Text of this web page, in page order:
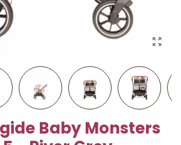
Baby Monsters